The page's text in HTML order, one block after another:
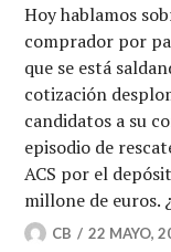
Hoy hablamos
comprador por
que se está
cotización
candidatos a su
episodio de
ACS por el
millone de euros.
CB 22 MAYO,